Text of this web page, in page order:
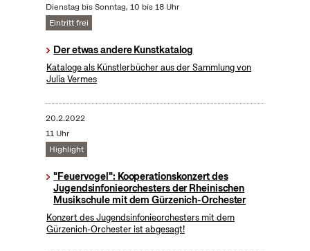
Dienstag bis Sonntag, 10 bis 18 Uhr
Eintritt frei
Der etwas andere Kunstkatalog
Kataloge als Künstlerbücher aus der Sammlung von
Julia Vermes
20.2.2022
11 Uhr
Highlight
"Feuervogel": Kooperationskonzert des
Jugendsinfonieorchesters der Rheinischen
Musikschule mit dem Gürzenich-Orchester
Konzert des Jugendsinfonieorchesters mit dem
Gürzenich-Orchester ist abgesagt!